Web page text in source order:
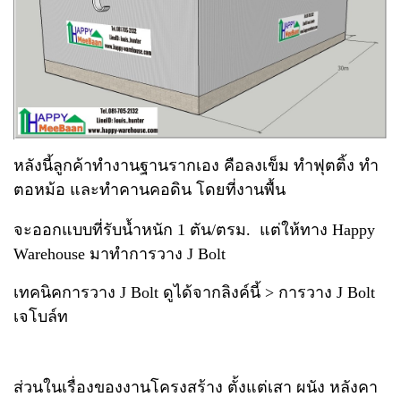
หลังนี้ลูกค้าทำงานฐานรากเอง คือลงเข็ม ทำฟุตติ้ง ทำ
ตอหม้อ และทำคานคอดิน โดยที่งานพื้น
จะออกแบบที่รับน้ำหนัก 1 ตัน/ตรม. แต่ให้ทาง Happy
Warehouse มาทำการวาง J Bolt
เทคนิคการวาง J Bolt ดูได้จากลิงค์นี้ > การวาง J Bolt
เจโบล์ท
ส่วนในเรื่องของงานโครงสร้าง ตั้งแต่เสา ผนัง หลังคา